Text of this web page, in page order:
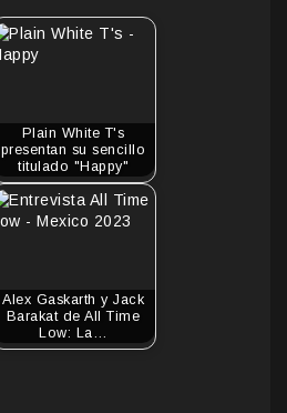
Plain White T's
presentan su sencillo
titulado "Happy"
Alex Gaskarth y Jack
Barakat de All Time
Low: La…